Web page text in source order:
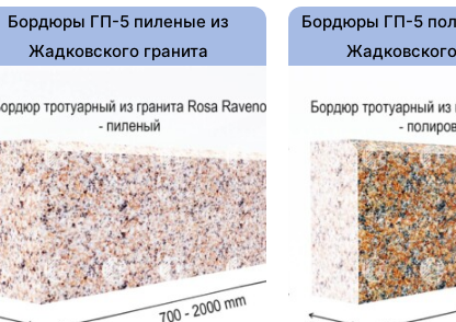
Бордюры ГП-5 пиленые из
Жадковского гранита
Бордюры ГП-5